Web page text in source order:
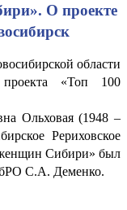
О проекте
области
проекта «Топ 100
Ольховая (1948 –
Рериховское
Сибири» был
С.А. Деменко.